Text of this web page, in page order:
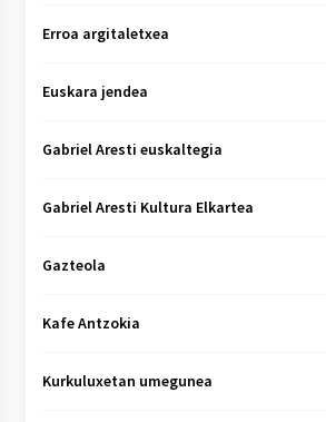
Erroa argitaletxea
Euskara jendea
Gabriel Aresti euskaltegia
Gabriel Aresti Kultura Elkartea
Gazteola
Kafe Antzokia
Kurkuluxetan umegunea